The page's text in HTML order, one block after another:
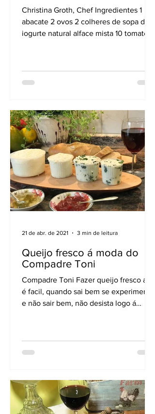
Christina Groth, Chef Ingredientes 1
abacate 2 ovos 2 colheres de sopa de
iogurte natural alface mista 10 tomates
Queijo fresco á moda do
Compadre Toni
Compadre Toni Fazer queijo fresco até
é facil, quando sai bem se experimentar
e não sair bem, não desista logo á
21 de abr. de 2021 3 min de leitura